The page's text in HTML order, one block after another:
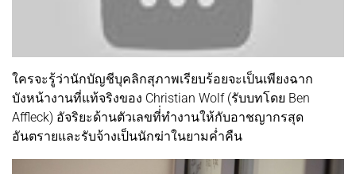
ใครจะรู้ว่านักบัญชีบุคลิกสุภาพเรียบร้อยจะเป็นเพียงฉาก
บังหน้างานที่แท้จริงของ Christian Wolf (รับบทโดย Ben
Affleck) อัจริยะด้านตัวเลขที่่ทำงานให้กับอาชญากรสุด
อันตรายและรับจ้างเป็นนักฆ่าในยามค่ำคืน